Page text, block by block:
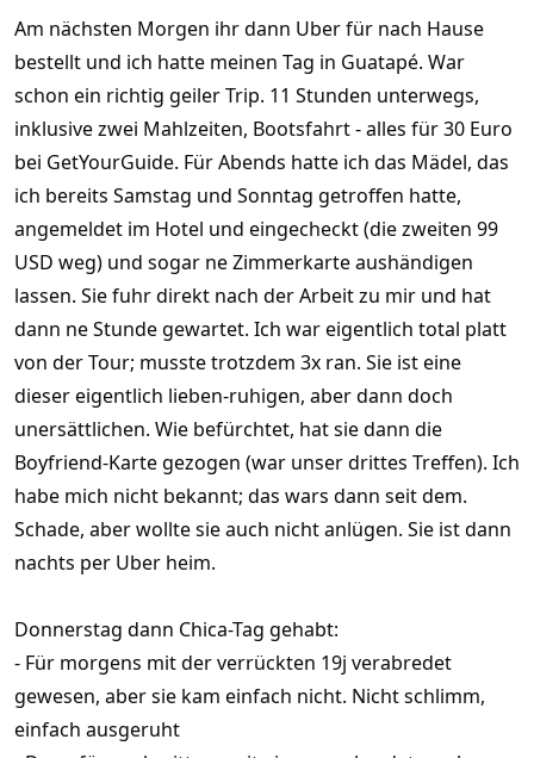
Am nächsten Morgen ihr dann Uber für nach Hause
bestellt und ich hatte meinen Tag in Guatapé. War
schon ein richtig geiler Trip. 11 Stunden unterwegs,
inklusive zwei Mahlzeiten, Bootsfahrt - alles für 30 Euro
bei GetYourGuide. Für Abends hatte ich das Mädel, das
ich bereits Samstag und Sonntag getroffen hatte,
angemeldet im Hotel und eingecheckt (die zweiten 99
USD weg) und sogar ne Zimmerkarte aushändigen
lassen. Sie fuhr direkt nach der Arbeit zu mir und hat
dann ne Stunde gewartet. Ich war eigentlich total platt
von der Tour; musste trotzdem 3x ran. Sie ist eine
dieser eigentlich lieben-ruhigen, aber dann doch
unersättlichen. Wie befürchtet, hat sie dann die
Boyfriend-Karte gezogen (war unser drittes Treffen). Ich
habe mich nicht bekannt; das wars dann seit dem.
Schade, aber wollte sie auch nicht anlügen. Sie ist dann
nachts per Uber heim.
Donnerstag dann Chica-Tag gehabt:
- Für morgens mit der verrückten 19j verabredet
gewesen, aber sie kam einfach nicht. Nicht schlimm,
einfach ausgeruht